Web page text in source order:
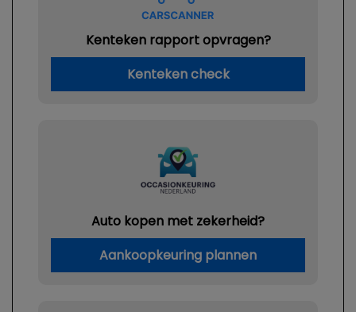
Kenteken rapport opvragen?
Kenteken check
Auto kopen met zekerheid?
Aankoopkeuring plannen